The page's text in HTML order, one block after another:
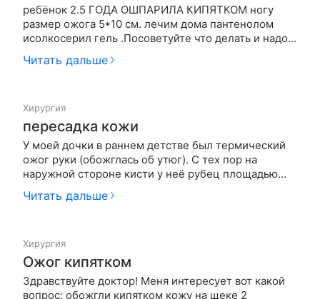
ребёнок 2.5 ГОДА ОШПАРИЛА КИПЯТКОМ ногу
размер ожога 5*10 см. лечим дома пантенолом
исолкосерил гель .Посоветуйте что делать и надо
ли бинтовать?Пузыри у нас лопнули сразу
Читать дальше
Хирургия
пересадка кожи
У моей дочки в раннем детстве был термический
ожог руки (обожглась об утюг). С тех пор на
наружной стороне кисти у неё рубец площадью
несколько сантиметров. Она уже подросток и стала
переживать за свою красоту. Что можно сделать?
Читать дальше
Хирургия
Ожог кипятком
Здравствуйте доктор! Меня интересует вот какой
вопрос: обожгли кипятком кожу на щеке 2